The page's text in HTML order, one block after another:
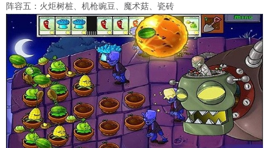
阵容五：火炬树桩、机枪豌豆、魔术菇、瓷砖